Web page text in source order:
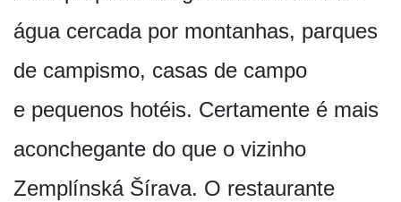
água cercada por montanhas, parques
de campismo, casas de campo
e pequenos hotéis. Certamente é mais
aconchegante do que o vizinho
Zemplínská Šírava. O restaurante